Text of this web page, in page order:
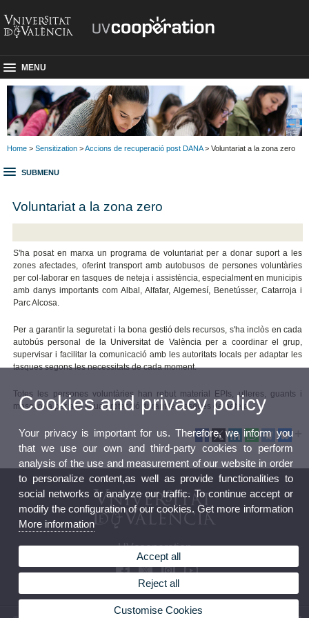
MENU
Home > Sensitization >Accions de recuperació post DANA> Voluntariat a la zona zero
SUBMENU
Voluntariat a la zona zero
S'ha posat en marxa un programa de voluntariat per a donar suport a les
zones afectades, oferint transport amb autobusos de persones voluntàries
per col·laborar en tasques de neteja i assistència, especialment en municipis
amb danys importants com Albal, Alfafar, Algemesí, Benetússer, Catarroja i
Parc Alcosa.
Per a garantir la seguretat i la bona gestió dels recursos, s'ha inclòs en cada
autobús personal de la Universitat de València per a coordinar el grup,
supervisar i facilitar la comunicació amb les autoritats locals per adaptar les
tasques segons les necessitats de cada moment.
Totes les persones voluntàries han rebut material EPIs, ulleres, guants i
mascareta per a la seua protecció durant les tasques de neteja.
UVcooperation
Cookies and privacy policy
Your privacy is important for us. Therefore, we inform you
that we use our own and third-party cookies to perform
analysis of the use and measurement of our website in order
to personalize content,as well as provide functionalities to
social networks or analyze our traffic. To continue accept or
modify the configuration of our cookies. Get more information
More information
Accept all
Reject all
Customise Cookies